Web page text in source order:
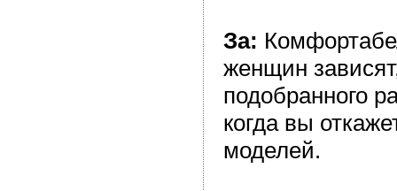
За:
женщин
подобранного
когда вы
моделей.